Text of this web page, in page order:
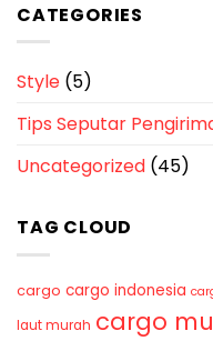
CATEGORIES
Style (5)
Tips Seputar
Uncategorized (45)
TAG CLOUD
cargo cargo indonesia
laut murah cargo